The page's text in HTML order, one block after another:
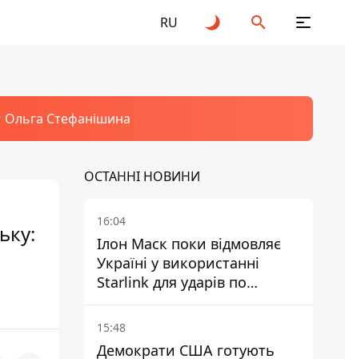
RU
Ольга Стефанішина
ОСТАННІ НОВИНИ
16:04
Ілон Маск поки відмовляє
Україні у використанні
Starlink для ударів по
території Росії – ЗМІ
15:48
Демократи США готують